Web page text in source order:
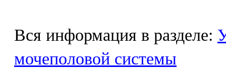
Вся информация в разделе:
мочеполовой системы